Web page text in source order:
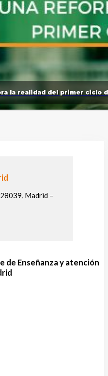
la realidad del primer ciclo
Madrid –
Enseñanza y atención